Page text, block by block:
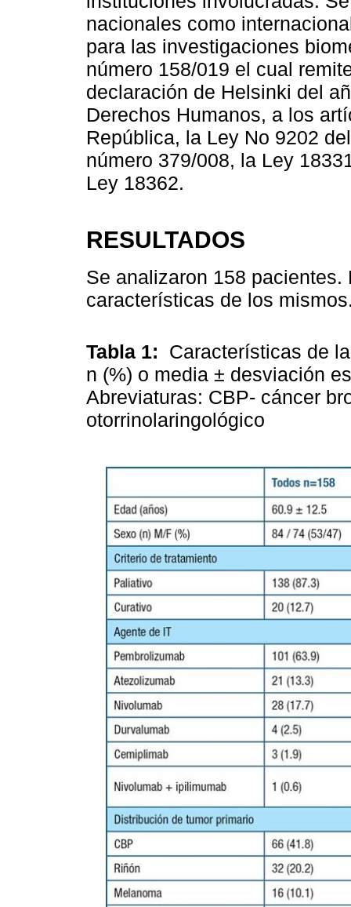
nacionales como
para las investigaciones
número 158/019 el cual
declaración de Helsinki del
Derechos Humanos, a los
República, la Ley No 9202
número 379/008, la Ley
Ley 18362.
RESULTADOS
Se analizaron 158
características de los
Tabla 1: Características de
n (%) o media ± desviación
Abreviaturas: CBP- cáncer
otorrinolaringológico